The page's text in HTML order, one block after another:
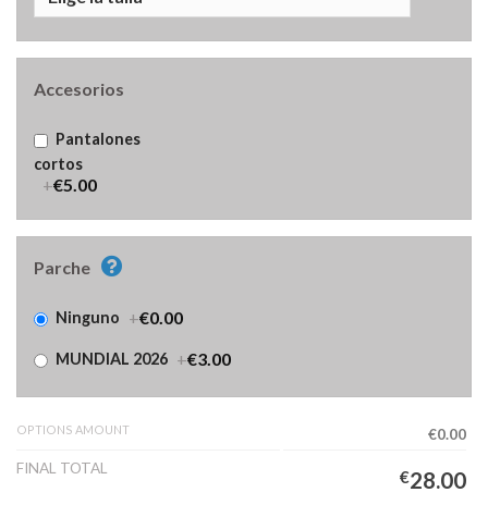
Accesorios
Pantalones
cortos
+€5.00
Parche
Ninguno +€0.00
MUNDIAL 2026 +€3.00
OPTIONS AMOUNT
€0.00
FINAL TOTAL
€28.00